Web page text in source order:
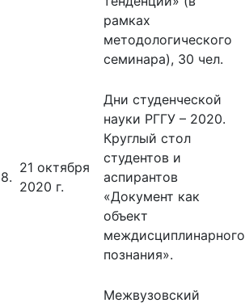
рамках
методологического
семинара), 30 чел.
8.
21 октября
2020 г.
Дни студенческой
науки РГГУ – 2020.
Круглый стол
студентов и
аспирантов
«Документ как
объект
междисциплинарного
познания».
Межвузовский